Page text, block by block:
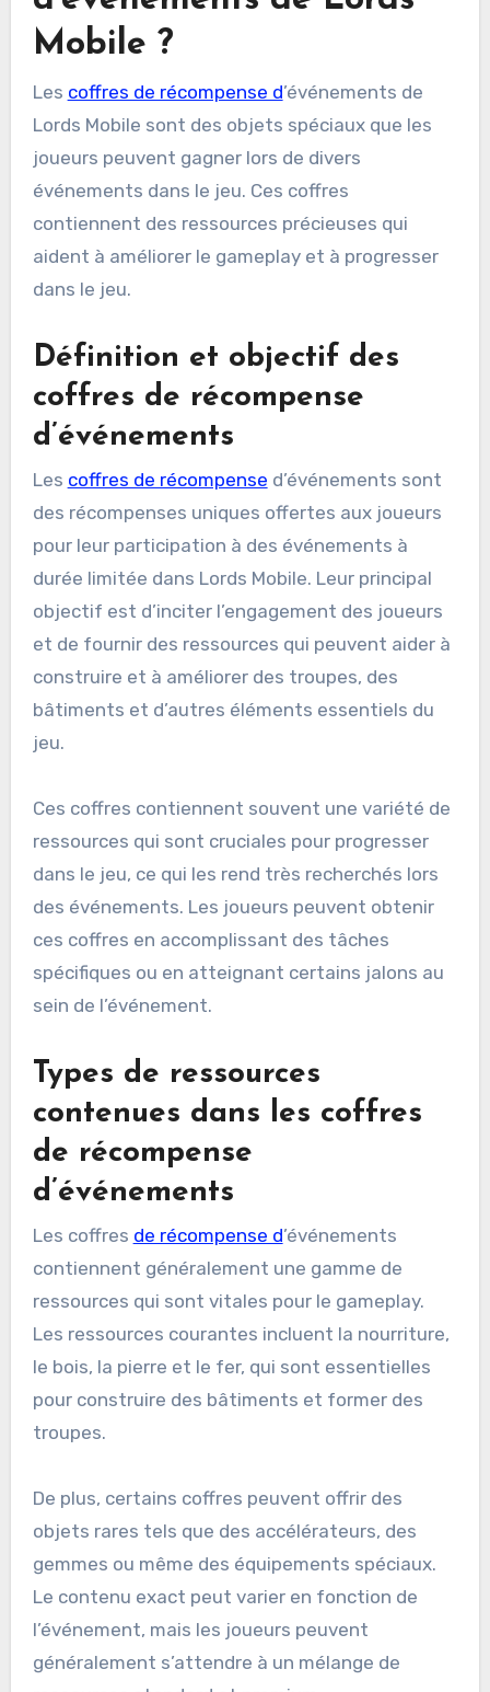
Mobile ?
Les coffres de récompense d’événements de
Lords Mobile sont des objets spéciaux que les
joueurs peuvent gagner lors de divers
événements dans le jeu. Ces coffres
contiennent des ressources précieuses qui
aident à améliorer le gameplay et à progresser
dans le jeu.
Définition et objectif des
coffres de récompense
d’événements
Les coffres de récompense d’événements sont
des récompenses uniques offertes aux joueurs
pour leur participation à des événements à
durée limitée dans Lords Mobile. Leur principal
objectif est d’inciter l’engagement des joueurs
et de fournir des ressources qui peuvent aider à
construire et à améliorer des troupes, des
bâtiments et d’autres éléments essentiels du
jeu.
Ces coffres contiennent souvent une variété de
ressources qui sont cruciales pour progresser
dans le jeu, ce qui les rend très recherchés lors
des événements. Les joueurs peuvent obtenir
ces coffres en accomplissant des tâches
spécifiques ou en atteignant certains jalons au
sein de l’événement.
Types de ressources
contenues dans les coffres
de récompense
d’événements
Les coffres de récompense d’événements
contiennent généralement une gamme de
ressources qui sont vitales pour le gameplay.
Les ressources courantes incluent la nourriture,
le bois, la pierre et le fer, qui sont essentielles
pour construire des bâtiments et former des
troupes.
De plus, certains coffres peuvent offrir des
objets rares tels que des accélérateurs, des
gemmes ou même des équipements spéciaux.
Le contenu exact peut varier en fonction de
l’événement, mais les joueurs peuvent
généralement s’attendre à un mélange de